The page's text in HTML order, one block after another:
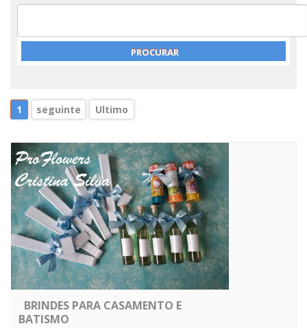
1 seguinte Ultimo
BRINDES PARA CASAMENTO E
BATISMO